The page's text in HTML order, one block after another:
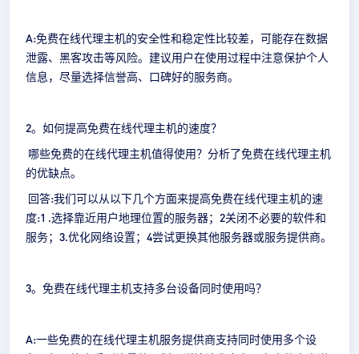
A:免费在线代理主机的安全性和稳定性比较差，可能存在数据
泄露、黑客攻击等风险。建议用户在使用过程中注意保护个人
信息，尽量选择信誉高、口碑好的服务商。
2。如何提高免费在线代理主机的速度？
哪些免费的在线代理主机值得使用？分析了免费在线代理主机
的优缺点。
回答:我们可以从以下几个方面来提高免费在线代理主机的速
度:1 .选择靠近用户地理位置的服务器；2关闭不必要的软件和
服务；3.优化网络设置；4尝试更换其他服务器或服务提供商。
3。免费在线代理主机支持多台设备同时使用吗？
A:一些免费的在线代理主机服务提供商支持同时使用多个设